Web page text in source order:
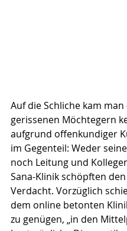
Auf die Schliche kam man
gerissenen Möchtegern
aufgrund offenkundiger
im Gegenteil: Weder
noch Leitung und
Sana-Klinik schöpften
Verdacht. Vorzüglich
dem online betonten
zu genügen, „in den